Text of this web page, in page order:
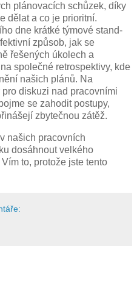
plánovacích schůzek, díky
dělat a co je prioritní.
dne krátké týmové stand-
způsob, jak se
řešených úkolech a
společné retrospektivy, kde
našich plánů. Na
diskuzi nad pracovními
se zahodit postupy,
zbytečnou zátěž.
našich pracovních
dosáhnout velkého
to, protože jste tento